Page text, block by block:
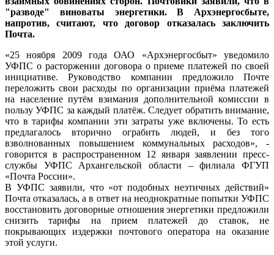
"разводе" виноваты энергетики. В Архэнергосбыте,
напротив, считают, что договор отказалась заключить
Почта.
«25 ноября 2009 года ОАО «Архэнергосбыт» уведомило
УФПС о расторжении договора о приеме платежей по своей
инициативе. Руководство компании предложило Почте
переложить свои расходы по организации приёма платежей
на население путём взимания дополнительной комиссии в
пользу УФПС за каждый платёж. Следует обратить внимание,
что в тарифы компании эти затраты уже включены. То есть
предлагалось вторично ограбить людей, и без того
взволнованных повышением коммунальных расходов», -
говорится в распространенном 12 января заявлении пресс-
службы УФПС Архангельской области – филиала ФГУП
«Почта России».
В УФПС заявили, что «от подобных неэтичных действий»
Почта отказалась, а в ответ на неоднократные попытки УФПС
восстановить договорные отношения энергетики предложили
снизить тарифы на прием платежей до ставок, не
покрывающих издержки почтового оператора на оказание
этой услуги.